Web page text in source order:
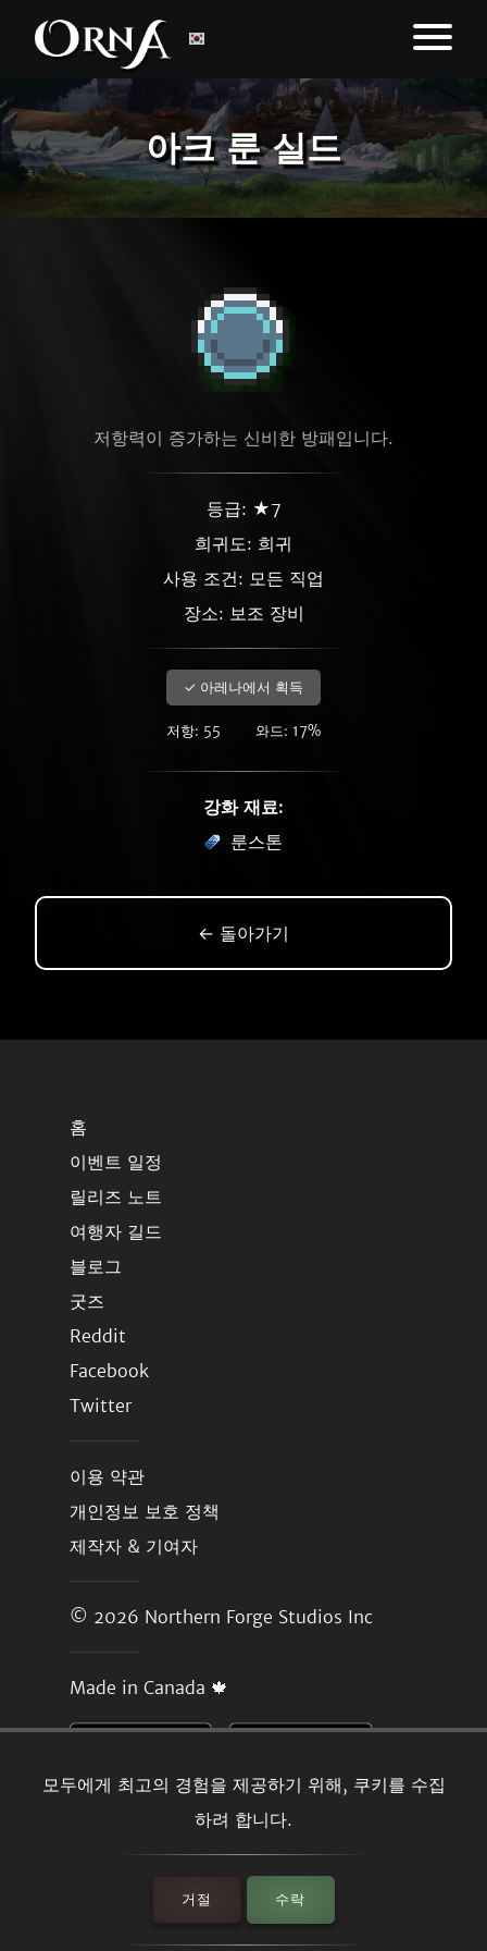
아크 룬 실드
모두에게 최고의 경험을 제공하기 위해, 쿠키를 수집
하려 합니다.
거절 수락
저항력이 증가하는 신비한 방패입니다.
등급: ★7
희귀도: 희귀
사용 조건: 모든 직업
장소: 보조 장비
✓ 아레나에서 획득
저항: 55 와드: 17%
강화 재료:
룬스톤
← 돌아가기
홈
이벤트 일정
릴리즈 노트
여행자 길드
블로그
굿즈
Reddit
Facebook
Twitter
이용 약관
개인정보 보호 정책
제작자 & 기여자
© 2026 Northern Forge Studios Inc
Made in Canada 🍁